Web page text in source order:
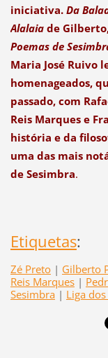
iniciativa. Da
Alalaia de
Poemas de
Maria José Ruivo
homenageados,
passado, com
Reis Marques e
história e da
uma das mais
de Sesimbra.
Etiquetas:
Zé Preto | Gilberto
Reis Marques |
Sesimbra | Liga